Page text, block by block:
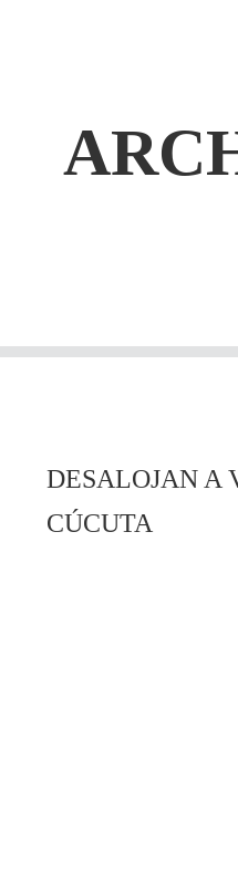
DESALOJAN A
CÚCUTA